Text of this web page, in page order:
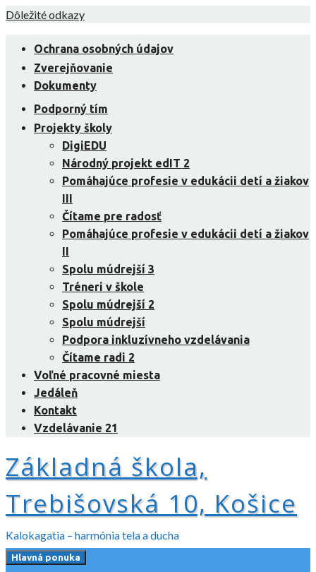
Skip
content
Dôležité odkazy
Ochrana osobných údajov
Zverejňovanie
Dokumenty
Podporný tím
Projekty školy
DigiEDU
Národný projekt edIT 2
Pomáhajúce profesie v edukácii detí a žiakov
III
Čítame pre radosť
Pomáhajúce profesie v edukácii detí a žiakov
II
Spolu múdrejší 3
Tréneri v škole
Spolu múdrejší 2
Spolu múdrejší
Podpora inkluzívneho vzdelávania
Čítame radi 2
Voľné pracovné miesta
Jedáleň
Kontakt
Vzdelávanie 21
Základná škola,
Trebišovská 10, Košice
Kalokagatia – harmónia tela a ducha
Hlavná ponuka